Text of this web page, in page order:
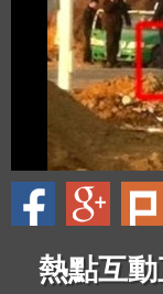
熱點互